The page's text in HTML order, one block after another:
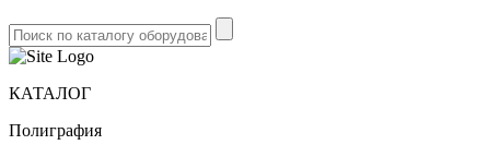
КАТАЛОГ
Полиграфия